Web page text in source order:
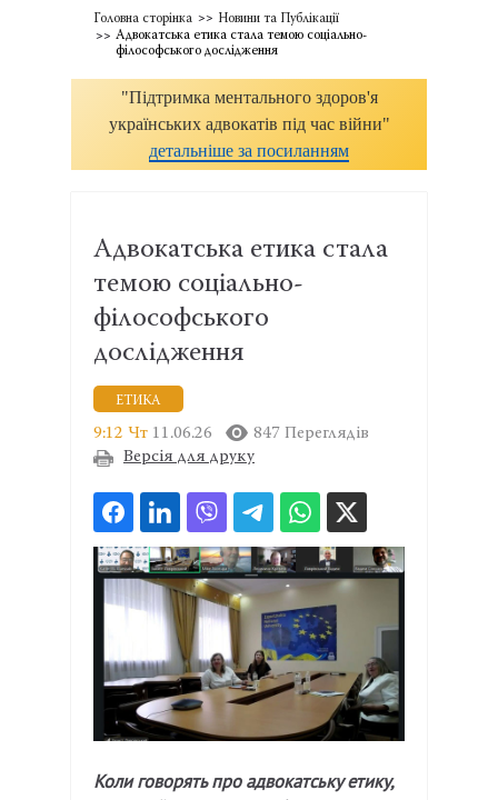
Головна сторінка
Новини та Публікації
Адвокатська етика стала темою соціально-
філософського дослідження
"Підтримка ментального здоров'я
українських адвокатів під час війни"
детальніше за посиланням
Адвокатська етика стала
темою соціально-
філософського
дослідження
ЕТИКА
9:12 Чт 11.06.26
847 Переглядів
Версія для друку
Коли говорять про адвокатську етику,